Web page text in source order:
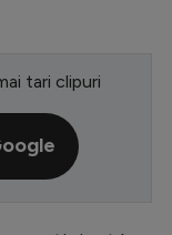
tari clipuri